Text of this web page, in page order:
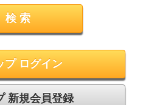
プ ログイン
新規会員登録